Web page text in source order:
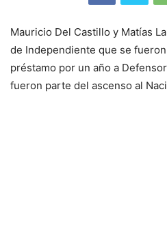
Mauricio Del Castillo y Matías
de Independiente que se
préstamo por un año a
fueron parte del ascenso al